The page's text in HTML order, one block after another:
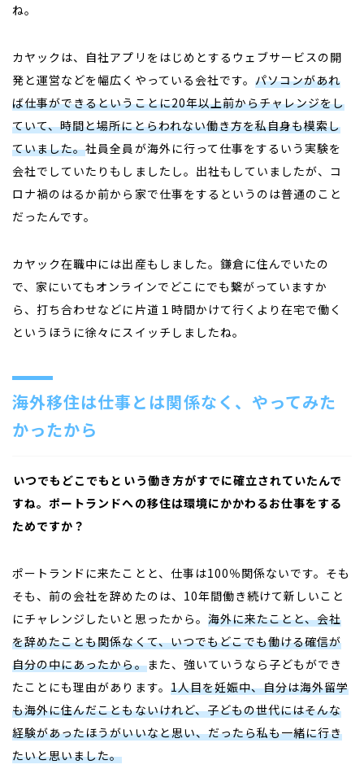
ね。
カヤックは、自社アプリをはじめとするウェブサービスの開
発と運営などを幅広くやっている会社です。パソコンがあれ
ば仕事ができるということに20年以上前からチャレンジをし
ていて、時間と場所にとらわれない働き方を私自身も模索し
ていました。社員全員が海外に行って仕事をするいう実験を
会社でしていたりもしましたし。出社もしていましたが、コ
ロナ禍のはるか前から家で仕事をするというのは普通のこと
だったんです。
カヤック在職中には出産もしました。鎌倉に住んでいたの
で、家にいてもオンラインでどこにでも繋がっていますか
ら、打ち合わせなどに片道１時間かけて行くより在宅で働く
というほうに徐々にスイッチしましたね。
海外移住は仕事とは関係なく、やってみた
かったから
――いつでもどこでもという働き方がすでに確立されていたんで
すね。ポートランドへの移住は環境にかかわるお仕事をする
ためですか？
ポートランドに来たことと、仕事は100％関係ないです。そも
そも、前の会社を辞めたのは、10年間働き続けて新しいこと
にチャレンジしたいと思ったから。 海外に来たことと、会社
を辞めたことも関係なくて、いつでもどこでも働ける確信が
自分の中にあったから。また、強いていうなら子どもができ
たことにも理由があります。 1人目を妊娠中、自分は海外留学
も海外に住んだこともないけれど、子どもの世代にはそんな
経験があったほうがいいなと思い、だったら私も一緒に行き
たいと思いました。